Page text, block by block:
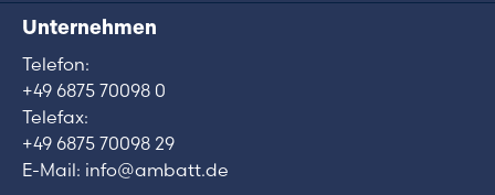
Unternehmen
Telefon:
+49 6875 70098 0
Telefax:
+49 6875 70098 29
E-Mail: info@ambatt.de